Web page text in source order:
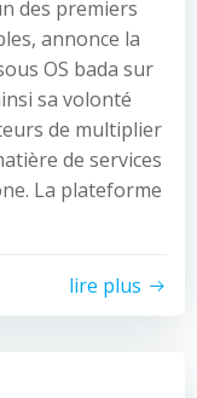
des premiers
annonce la
OS bada sur
sa volonté
de multiplier
de services
La plateforme
lire plus